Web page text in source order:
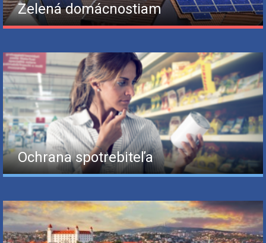
Zelená domácnostiam
Ochrana spotrebiteľa